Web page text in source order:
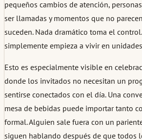
pequeños cambios de atención,
ser llamadas y momentos que no
suceden. Nada dramático toma el
simplemente empieza a vivir en
Esto es especialmente visible en
donde los invitados no necesitan un
sentirse conectados con el día. Una
mesa de bebidas puede importar tanto
formal. Alguien sale fuera con un
siguen hablando después de que todos